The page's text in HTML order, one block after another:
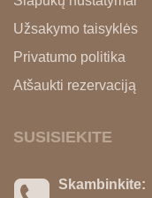
Užsakymo taisyklės
Privatumo politika
Atšaukti rezervaciją
SUSISIEKITE
Skambinkite: